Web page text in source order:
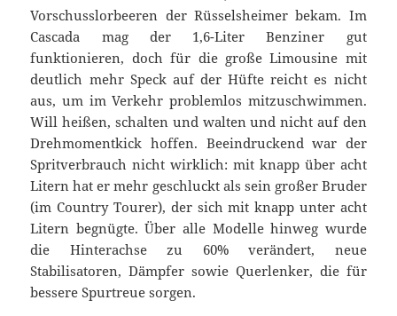
Vorschusslorbeeren der Rüsselsheimer bekam. Im
Cascada mag der 1,6-Liter Benziner gut
funktionieren, doch für die große Limousine mit
deutlich mehr Speck auf der Hüfte reicht es nicht
aus, um im Verkehr problemlos mitzuschwimmen.
Will heißen, schalten und walten und nicht auf den
Drehmomentkick hoffen. Beeindruckend war der
Spritverbrauch nicht wirklich: mit knapp über acht
Litern hat er mehr geschluckt als sein großer Bruder
(im Country Tourer), der sich mit knapp unter acht
Litern begnügte. Über alle Modelle hinweg wurde
die Hinterachse zu 60% verändert, neue
Stabilisatoren, Dämpfer sowie Querlenker, die für
bessere Spurtreue sorgen.